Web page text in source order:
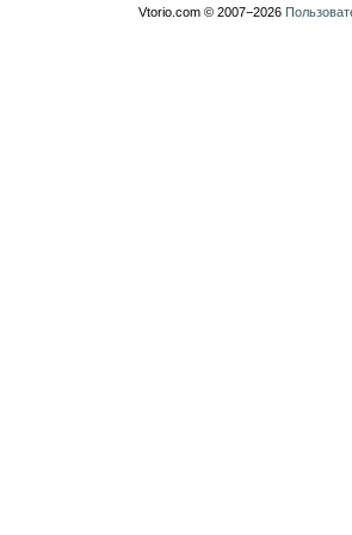
Vtorio.com © 2007−2026